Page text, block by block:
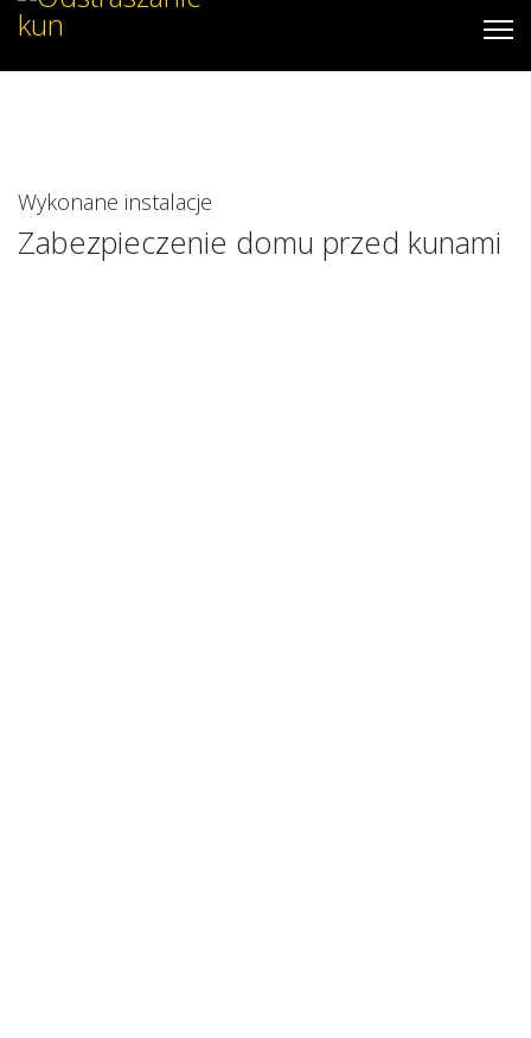
Wykonane instalacje
Zabezpieczenie domu przed kunami